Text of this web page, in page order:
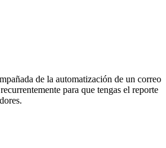
de la automatización de un correo
para que tengas el reporte